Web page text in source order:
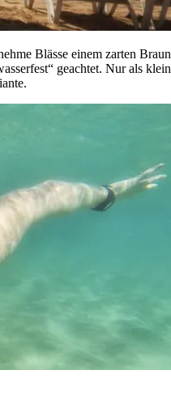
Blässe einem zarten
geachtet. Nur als